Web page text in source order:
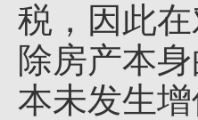
税，因此
除房产本
本未发生